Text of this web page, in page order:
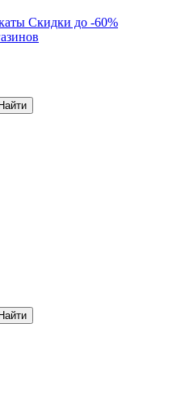
Скидки до -60%
Найти
Найти